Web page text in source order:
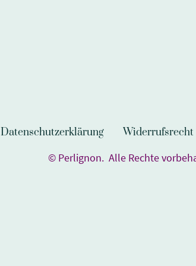
Datenschutzerklärung Widerrufsrecht
© Perlignon. Alle Rechte